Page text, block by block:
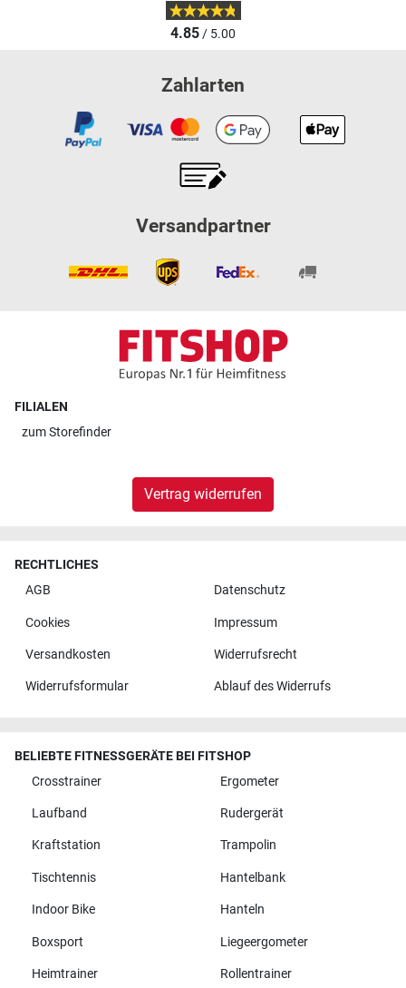
4.85/ 5.00
Zahlarten
Versandpartner
FILIALEN
zumStorefinder
Vertrag widerrufen
RECHTLICHES
AGB
Datenschutz
Cookies Impressum
Versandkosten Widerrufsrecht
Widerrufsformular Ablauf des Widerrufs
BELIEBTE FITNESSGERÄTE BEI FITSHOP
Crosstrainer
Ergometer
Laufband Rudergerät
Kraftstation Trampolin
Tischtennis Hantelbank
Indoor Bike Hanteln
Boxsport Liegeergometer
Heimtrainer Rollentrainer